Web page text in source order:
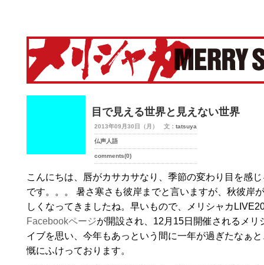
目で見える世界と見えない世界
2013年09月30日（月） 文： tatsuya
仏声人語
comments(0)
こんにちは、唇がカサカサなり、季節の変わり目を感
です。。。 暑さ寒さも彼岸までと言いますが、秋彼岸
しくなってきましたね。早いもので、メリシャカ
Facebookページが開設され、12月15日開催されるメリ
イブを思い、今年もあっという間に一年が過ぎたなぁ
慨にふけっております。